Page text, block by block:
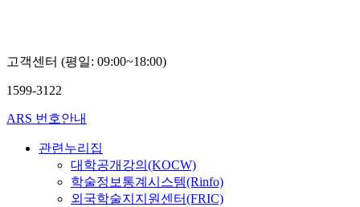
고객센터 (평일: 09:00~18:00)
1599-3122
ARS 번호안내
관련누리집
대학공개강의(KOCW)
학술정보통계시스템(Rinfo)
외국학술지지원센터(FRIC)